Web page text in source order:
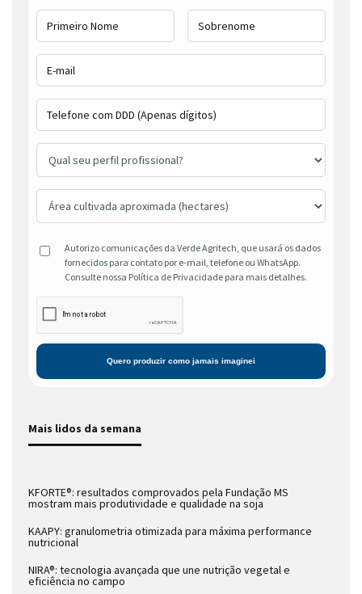
Autorizo comunicações da Verde Agritech, que usará os dados
fornecidos para contato por e-mail, telefone ou WhatsApp.
Consulte nossa Política de Privacidade para mais detalhes.
Mais lidos da semana
KFORTE®: resultados comprovados pela Fundação MS
mostram mais produtividade e qualidade na soja
KAAPY: granulometria otimizada para máxima performance
nutricional
NIRA®: tecnologia avançada que une nutrição vegetal e
eficiência no campo